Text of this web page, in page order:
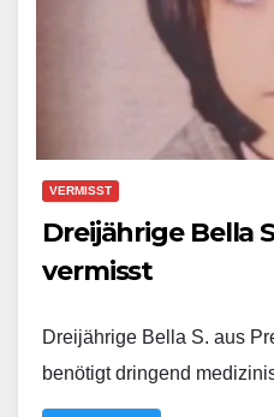
VERMISST
Dreijährige Bella
vermisst
Dreijährige Bella S. aus
benötigt dringend